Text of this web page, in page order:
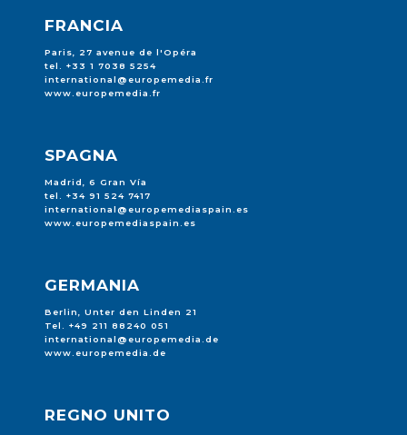
FRANCIA
Paris, 27 avenue de l'Opéra
tel. +33 1 7038 5254
international@europemedia.fr
www.europemedia.fr
SPAGNA
Madrid, 6 Gran Vía
tel. +34 91 524 7417
international@europemediaspain.es
www.europemediaspain.es
GERMANIA
Berlin, Unter den Linden 21
Tel. +49 211 88240 051
international@europemedia.de
www.europemedia.de
REGNO UNITO